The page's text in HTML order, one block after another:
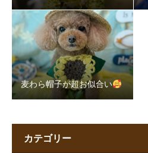
麦わら帽子が超お似合い
カテゴリー